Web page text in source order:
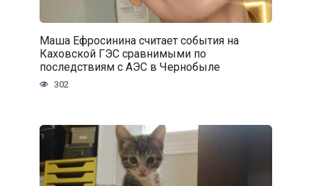
Маша Ефросинина считает события на
Каховской ГЭС сравнимыми по
последствиям с АЭС в Чернобыле
302